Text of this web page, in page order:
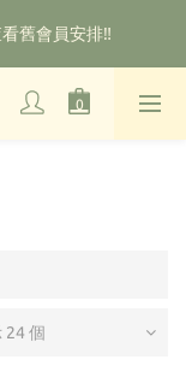
手續費）*部分商品
舊會員安排‼️
手續費）*部分商品
24 個